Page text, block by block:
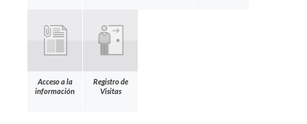
Acceso a la
información
Registro de
Visitas